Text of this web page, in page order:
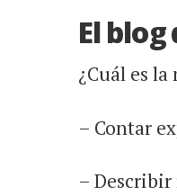
El
¿Cuál es
– Contar
–